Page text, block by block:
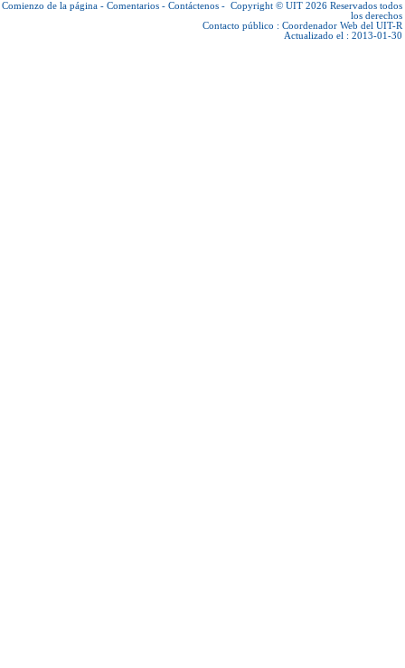
Comienzo de la página - Comentarios - Contáctenos - Copyright © UIT 2026 Reservados todos
los derechos
Contacto público : Coordenador Web del UIT-R
Actualizado el : 2013-01-30